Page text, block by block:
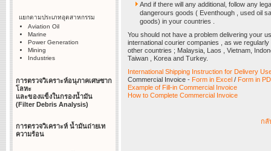
แยกตามประเภทอุตสาหกรรม
Aviation Oil
Marine
Power Generation
Mining
Industries
การตรวจวิเคราะห์อนุภาคเศษซาก
โลหะ
และของแข็งในกรองน้ำมัน
(Filter Debris Analysis)
การตรวจวิเคราะห์ น้ำมันถ่ายเท
ความร้อน
And if there will any additional, follow any
dangerours goods ( Eventhough , used oil
goods) in your countries .
You should not have a problem delivering your
international courier companies , as we
other countries ; Malaysia, Laos , Vietnam,
Taiwan , Korea and Turkey.
International Shipping Instruction for Delivery
Commercial Invoice - Form in Excel / Form in
Example of Fill-in Commercial Invoice
How to Complete Commercial Invoice
กลั